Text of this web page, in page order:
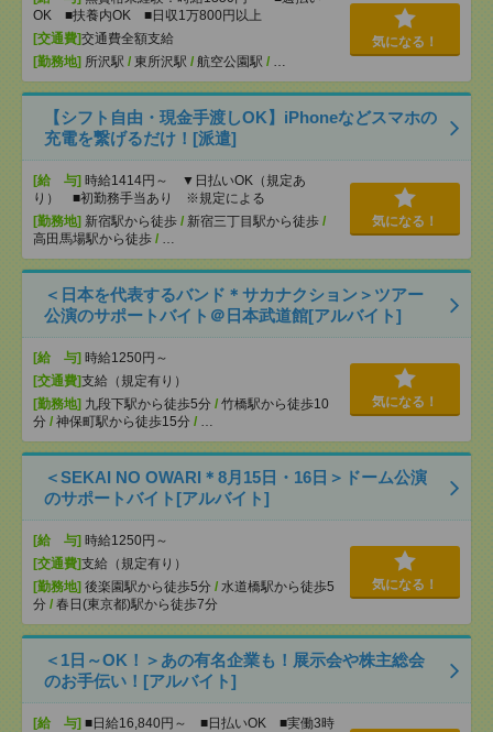
OK ■扶養内OK ■日収1万800円以上
[交通費]交通費全額支給
[勤務地] 所沢駅 / 東所沢駅 / 航空公園駅 / …
気になる！
【シフト自由・現金手渡しOK】iPhoneなどスマホの
充電を繋げるだけ！[派遣]
[給 与] 時給1414円～ ▼日払いOK（規定あ
り） ■初勤務手当あり ※規定による
[勤務地] 新宿駅から徒歩 / 新宿三丁目駅から徒歩 /
高田馬場駅から徒歩 / …
気になる！
＜日本を代表するバンド＊サカナクション＞ツアー
公演のサポートバイト＠日本武道館[アルバイト]
[給 与] 時給1250円～
[交通費]支給（規定有り）
[勤務地] 九段下駅から徒歩5分 / 竹橋駅から徒歩10
分 / 神保町駅から徒歩15分 / …
気になる！
＜SEKAI NO OWARI＊8月15日・16日＞ドーム公演
のサポートバイト[アルバイト]
[給 与] 時給1250円～
[交通費]支給（規定有り）
[勤務地] 後楽園駅から徒歩5分 / 水道橋駅から徒歩5
分 / 春日(東京都)駅から徒歩7分
気になる！
＜1日～OK！＞あの有名企業も！展示会や株主総会
のお手伝い！[アルバイト]
[給 与] ■日給16,840円～ ■日払いOK ■実働3時